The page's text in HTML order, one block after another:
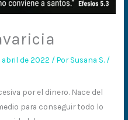
abril de 2022 / PorSusana S. /
por el dinero. Nace del
para conseguir todo lo